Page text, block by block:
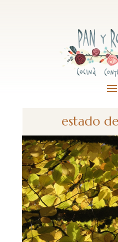
estado